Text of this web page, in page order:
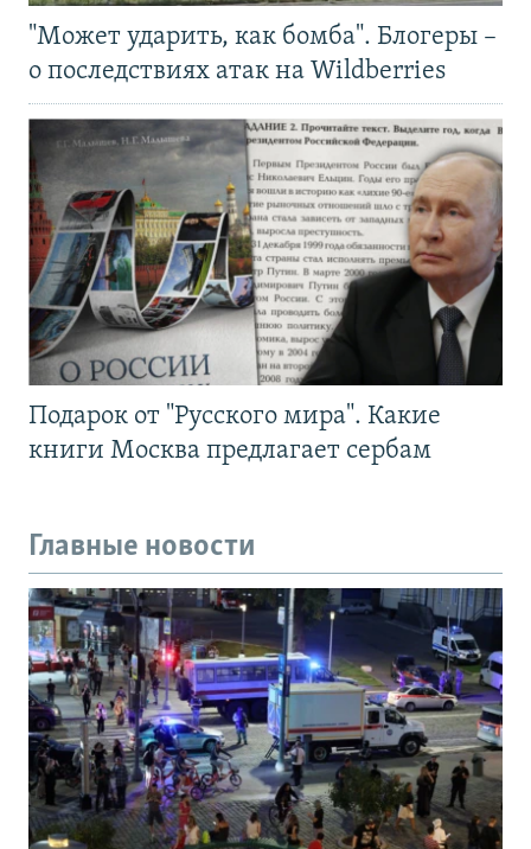
"Может ударить, как бомба". Блогеры –
о последствиях атак на Wildberries
Подарок от "Русского мира". Какие
книги Москва предлагает сербам
Главные новости